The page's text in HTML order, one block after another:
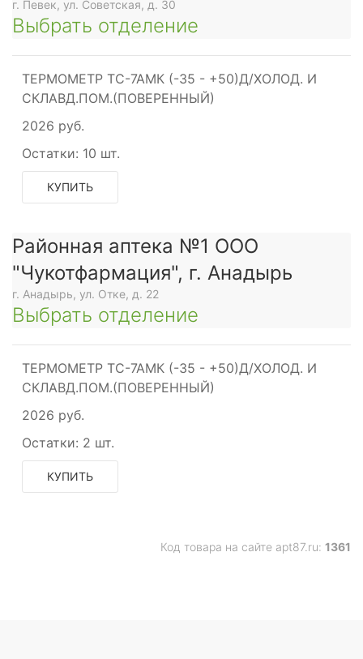
г. Певек, ул. Советская, д. 30
Выбрать отделение
ТЕРМОМЕТР ТС-7АМК (-35 - +50)Д/ХОЛОД. И
СКЛАВД.ПОМ.(ПОВЕРЕННЫЙ)
2026 руб.
Остатки: 10 шт.
КУПИТЬ
Районная аптека №1 ООО
"Чукотфармация", г. Анадырь
г. Анадырь, ул. Отке, д. 22
Выбрать отделение
ТЕРМОМЕТР ТС-7АМК (-35 - +50)Д/ХОЛОД. И
СКЛАВД.ПОМ.(ПОВЕРЕННЫЙ)
2026 руб.
Остатки: 2 шт.
КУПИТЬ
Код товара на сайте apt87.ru: 1361